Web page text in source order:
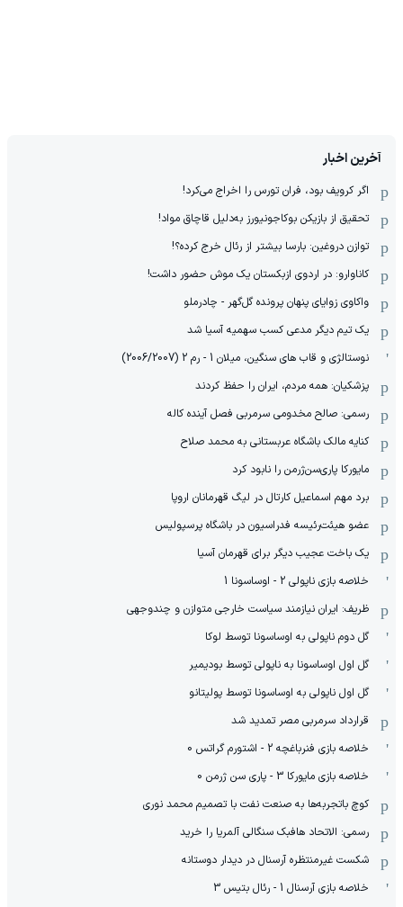
آخرین اخبار
اگر کرویف بود، فران تورس را اخراج می‌کرد!
تحقیق از بازیکن بوکاجونیورز به‌دلیل قاچاق مواد!
توازن دروغین: بارسا بیشتر از رئال خرج کرده؟!
کاناوارو: در اردوی ازبکستان یک موش حضور داشت!
واکاوی زوایای پنهان پرونده گل‌گهر - چادرملو
یک تیم دیگر مدعی کسب سهمیه آسیا شد
نوستالژی و قاب های سنگین، میلان 1 - رم 2 (2006/2007)
پزشکیان: همه مردم، ایران را حفظ کردند
رسمی: صالح مخدومی سرمربی فصل آینده کاله
کنایه مالک باشگاه عربستانی به محمد صلاح
مایورکا پاری‌سن‌ژرمن را نابود کرد
برد مهم اسماعیل کارتال در لیگ قهرمانان اروپا
عضو هیئت‌رئیسه فدراسیون در باشگاه پرسپولیس
یک باخت عجیب دیگر برای قهرمان آسیا
خلاصه بازی ناپولی 2 - اوساسونا 1
ظریف: ایران نیازمند سیاست خارجی متوازن و چندوجهی
گل دوم ناپولی به اوساسونا توسط لوکا
گل اول اوساسونا به ناپولی توسط بودیمیر
گل اول ناپولی به اوساسونا توسط پولیتانو
قرارداد سرمربی مصر تمدید شد
خلاصه بازی فنرباغچه 2 - اشتورم گراتس 0
خلاصه بازی مایورکا 3 - پاری سن ژرمن 0
کوچ باتجربه‌ها به صنعت نفت با تصمیم محمد نوری
رسمی: الاتحاد هافبک سنگالی آلمریا را خرید
شکست غیرمنتظره آرسنال در دیدار دوستانه
خلاصه بازی آرسنال 1 - رئال بتیس 3